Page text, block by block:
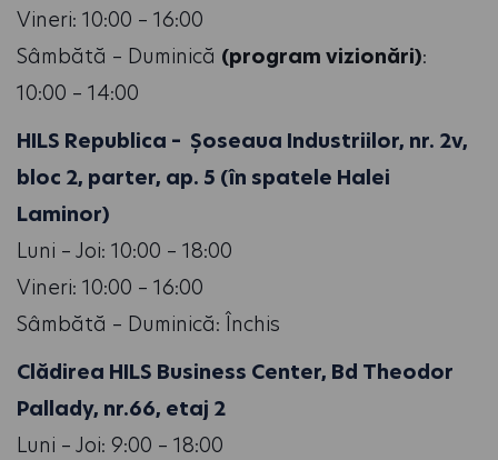
Vineri: 10:00 – 16:00
Sâmbătă – Duminică (program vizionări):
10:00 – 14:00
HILS Republica – Șoseaua Industriilor, nr. 2v,
bloc 2, parter, ap. 5 (în spatele Halei
Laminor)
Luni – Joi: 10:00 – 18:00
Vineri: 10:00 – 16:00
Sâmbătă – Duminică: Închis
Clădirea HILS Business Center, Bd Theodor
Pallady, nr.66, etaj 2
Luni – Joi: 9:00 – 18:00